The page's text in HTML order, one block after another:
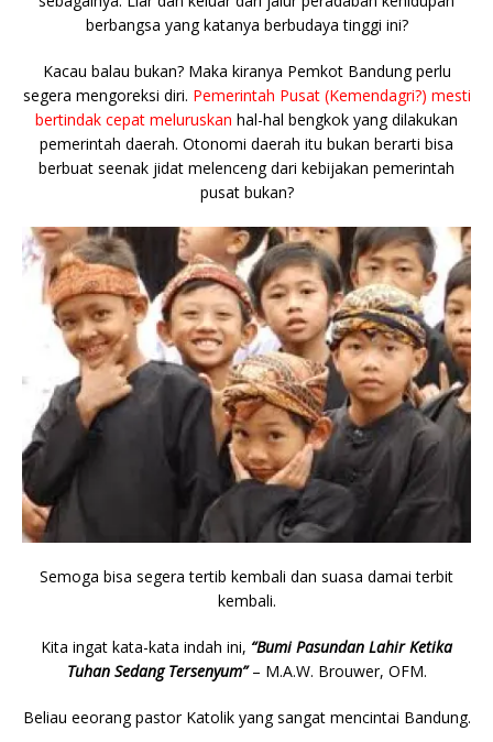
berbangsa yang katanya berbudaya tinggi ini?
Kacau balau bukan? Maka kiranya Pemkot Bandung perlu
segera mengoreksi diri. Pemerintah Pusat (Kemendagri?) mesti
bertindak cepat meluruskan hal-hal bengkok yang dilakukan
pemerintah daerah. Otonomi daerah itu bukan berarti bisa
berbuat seenak jidat melenceng dari kebijakan pemerintah
pusat bukan?
Semoga bisa segera tertib kembali dan suasa damai terbit
kembali.
Kita ingat kata-kata indah ini, “Bumi Pasundan Lahir Ketika
Tuhan Sedang Tersenyum” – M.A.W. Brouwer, OFM.
Beliau eeorang pastor Katolik yang sangat mencintai Bandung.